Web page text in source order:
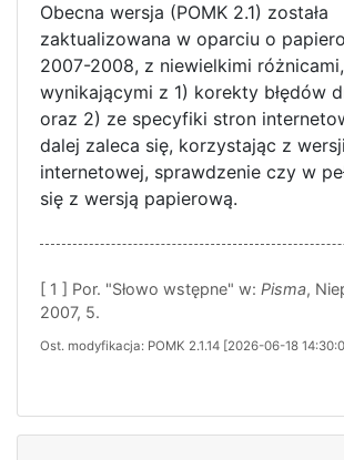
Obecna wersja (POMK 2.1) została
zaktualizowana w oparciu o
2007-2008, z niewielkimi różnicami,
wynikającymi z 1) korekty błędów
oraz 2) ze specyfiki stron
dalej zaleca się, korzystając z wersji
internetowej, sprawdzenie czy w
się z wersją papierową.
[ 1 ] Por. "Słowo wstępne" w: Pisma,
2007, 5.
Ost. modyfikacja: POMK 2.1.14 [2026-06-18